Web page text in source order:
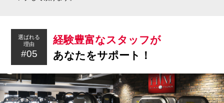
選ばれる
理由
#05
経験豊富なスタッフが
あなたをサポート！